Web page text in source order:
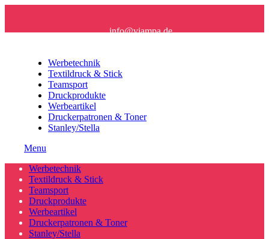
info@viampa.de
Werbetechnik
Textildruck & Stick
Teamsport
Druckprodukte
Werbeartikel
Druckerpatronen & Toner
Stanley/Stella
Menu
Werbetechnik
Textildruck & Stick
Teamsport
Druckprodukte
Werbeartikel
Druckerpatronen & Toner
Stanley/Stella